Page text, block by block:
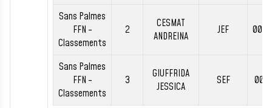
Sans Palmes
FFN -
Classements
2
CESMAT
ANDREINA
JEF
Sans Palmes
FFN -
Classements
3
GIUFFRIDA
JESSICA
SEF